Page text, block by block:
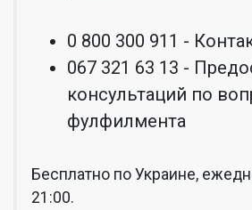
0 800 300 911 -
067 321 63 13 -
консультаций по
фулфилмента
Бесплатно по Украине,
21:00.